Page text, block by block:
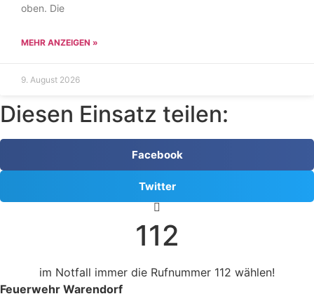
oben. Die
MEHR ANZEIGEN »
9. August 2026
Diesen Einsatz teilen:
Facebook
Twitter
112
im Notfall immer die Rufnummer 112 wählen!
Feuerwehr Warendorf